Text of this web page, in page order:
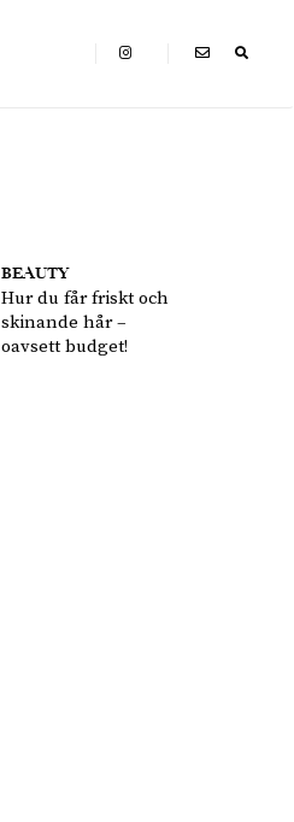
BEAUTY
Hur du får friskt och
skinande hår –
oavsett budget!